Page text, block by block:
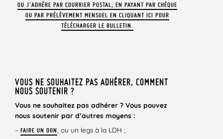
OU J’ADHÈRE PAR COURRIER POSTAL, EN PAYANT PAR CHÈQUE
OU PAR PRÉLÈVEMENT MENSUEL EN CLIQUANT ICI POUR
TÉLÉCHARGER LE BULLETIN.
VOUS NE SOUHAITEZ PAS ADHÉRER, COMMENT
NOUS SOUTENIR ?
Vous ne souhaitez pas adhérer ? Vous pouvez
nous soutenir par d’autres moyens :
– FAIRE UN DON , ou un legs à la LDH ;